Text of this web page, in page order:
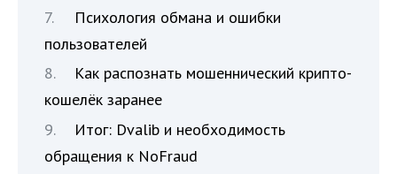
Психология обмана и ошибки
пользователей
Как распознать мошеннический крипто-
кошелёк заранее
Итог: Dvalib и необходимость
обращения к NoFraud